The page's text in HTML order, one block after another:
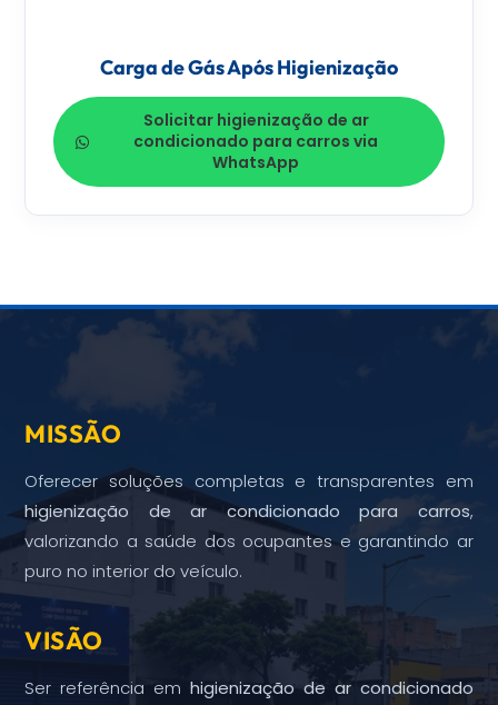
Carga de Gás Após Higienização
Solicitar higienização de ar
condicionado para carros via
WhatsApp
MISSÃO
Oferecer soluções completas e transparentes em
higienização de ar condicionado para carros,
valorizando a saúde dos ocupantes e garantindo ar
puro no interior do veículo.
VISÃO
Ser referência em higienização de ar condicionado